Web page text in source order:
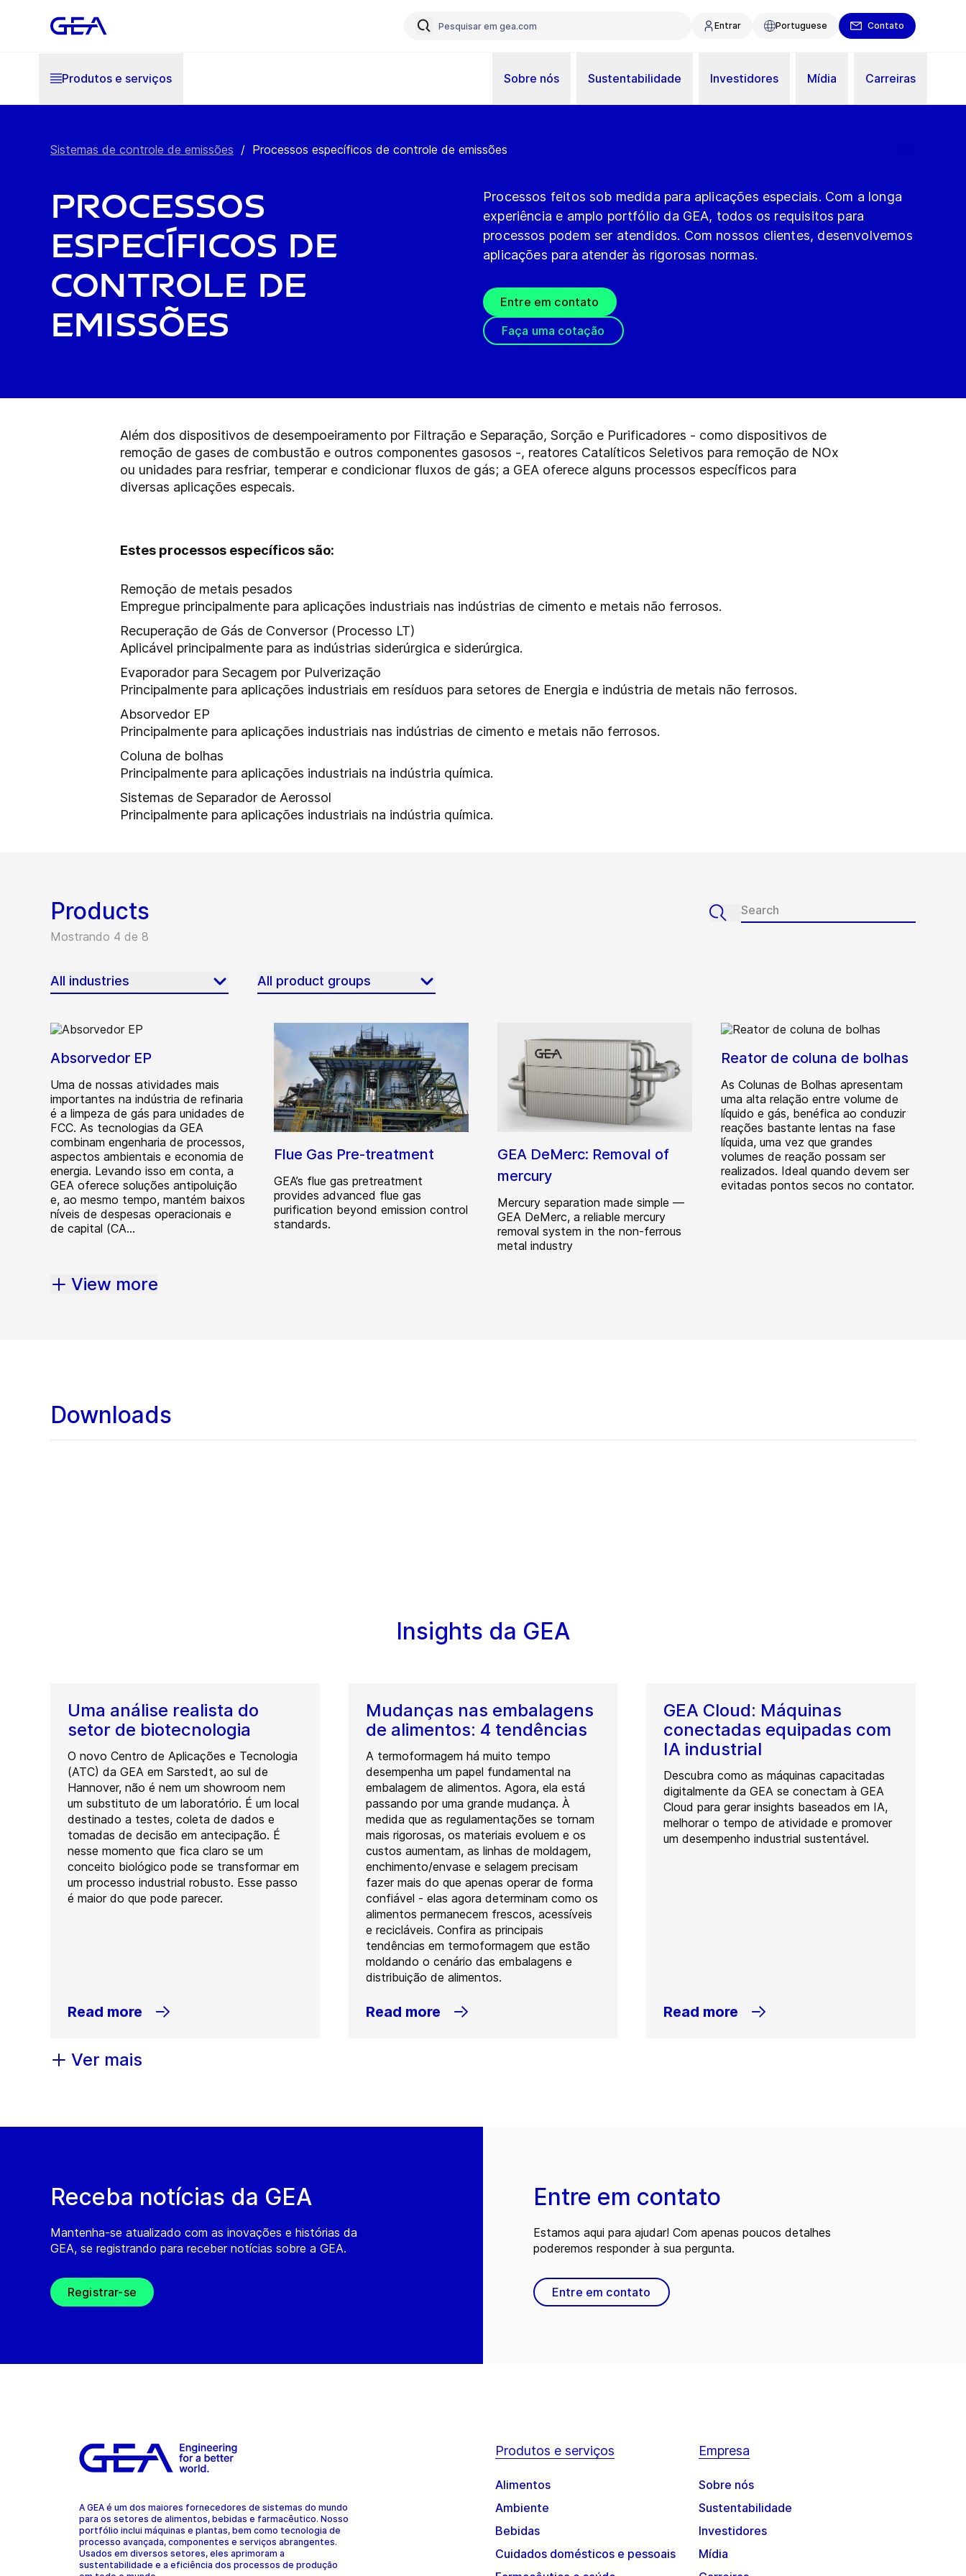
Entrar Portuguese Contato
Produtos e serviços Sobre nós Sustentabilidade Investidores Mídia Carreiras
Sistemas de controle de emissões / Processos específicos de controle de emissões
Processos
específicos de
controle de
emissões
Processos feitos sob medida para aplicações especiais. Com a longa
experiência e amplo portfólio da GEA, todos os requisitos para
processos podem ser atendidos. Com nossos clientes, desenvolvemos
aplicações para atender às rigorosas normas.
Entre em contato
Faça uma cotação
Além dos dispositivos de desempoeiramento por Filtração e Separação, Sorção e Purificadores - como dispositivos de
remoção de gases de combustão e outros componentes gasosos -, reatores Catalíticos Seletivos para remoção de NOx
ou unidades para resfriar, temperar e condicionar fluxos de gás; a GEA oferece alguns processos específicos para
diversas aplicações especais.
Estes processos específicos são:
Remoção de metais pesados
Empregue principalmente para aplicações industriais nas indústrias de cimento e metais não ferrosos.
Recuperação de Gás de Conversor (Processo LT)
Aplicável principalmente para as indústrias siderúrgica e siderúrgica.
Evaporador para Secagem por Pulverização
Principalmente para aplicações industriais em resíduos para setores de Energia e indústria de metais não ferrosos.
Absorvedor EP
Principalmente para aplicações industriais nas indústrias de cimento e metais não ferrosos.
Coluna de bolhas
Principalmente para aplicações industriais na indústria química.
Sistemas de Separador de Aerossol
Principalmente para aplicações industriais na indústria química.
Products
Mostrando 4 de 8
All industries All product groups
Absorvedor EP
Uma de nossas atividades mais
importantes na indústria de refinaria
é a limpeza de gás para unidades de
FCC. As tecnologias da GEA
combinam engenharia de processos,
aspectos ambientais e economia de
energia. Levando isso em conta, a
GEA oferece soluções antipoluição
e, ao mesmo tempo, mantém baixos
níveis de despesas operacionais e
de capital (CA...
Flue Gas Pre-treatment
GEA’s flue gas pretreatment
provides advanced flue gas
purification beyond emission control
standards.
GEA DeMerc: Removal of
mercury
Mercury separation made simple —
GEA DeMerc, a reliable mercury
removal system in the non-ferrous
metal industry
Reator de coluna de bolhas
As Colunas de Bolhas apresentam
uma alta relação entre volume de
líquido e gás, benéfica ao conduzir
reações bastante lentas na fase
líquida, uma vez que grandes
volumes de reação possam ser
realizados. Ideal quando devem ser
evitadas pontos secos no contator.
View more
Downloads
Insights da GEA
Uma análise realista do
setor de biotecnologia
O novo Centro de Aplicações e Tecnologia
(ATC) da GEA em Sarstedt, ao sul de
Hannover, não é nem um showroom nem
um substituto de um laboratório. É um local
destinado a testes, coleta de dados e
tomadas de decisão em antecipação. É
nesse momento que fica claro se um
conceito biológico pode se transformar em
um processo industrial robusto. Esse passo
é maior do que pode parecer.
Read more
Mudanças nas embalagens
de alimentos: 4 tendências
A termoformagem há muito tempo
desempenha um papel fundamental na
embalagem de alimentos. Agora, ela está
passando por uma grande mudança. À
medida que as regulamentações se tornam
mais rigorosas, os materiais evoluem e os
custos aumentam, as linhas de moldagem,
enchimento/envase e selagem precisam
fazer mais do que apenas operar de forma
confiável - elas agora determinam como os
alimentos permanecem frescos, acessíveis
e recicláveis. Confira as principais
tendências em termoformagem que estão
moldando o cenário das embalagens e
distribuição de alimentos.
Read more
GEA Cloud: Máquinas
conectadas equipadas com
IA industrial
Descubra como as máquinas capacitadas
digitalmente da GEA se conectam à GEA
Cloud para gerar insights baseados em IA,
melhorar o tempo de atividade e promover
um desempenho industrial sustentável.
Read more
Ver mais
Receba notícias da GEA
Mantenha-se atualizado com as inovações e histórias da
GEA, se registrando para receber notícias sobre a GEA.
Registrar-se
Entre em contato
Estamos aqui para ajudar! Com apenas poucos detalhes
poderemos responder à sua pergunta.
Entre em contato
A GEA é um dos maiores fornecedores de sistemas do mundo
para os setores de alimentos, bebidas e farmacêutico. Nosso
portfólio inclui máquinas e plantas, bem como tecnologia de
processo avançada, componentes e serviços abrangentes.
Usados em diversos setores, eles aprimoram a
sustentabilidade e a eficiência dos processos de produção
Produtos e serviços
Alimentos
Ambiente
Bebidas
Cuidados domésticos e pessoais
Empresa
Sobre nós
Sustentabilidade
Investidores
Mídia